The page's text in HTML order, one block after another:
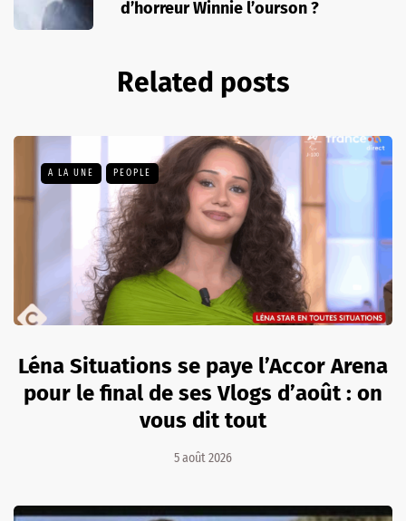
d’horreur Winnie l’ourson ?
Related posts
A LA UNE PEOPLE
Léna Situations se paye l’Accor Arena
pour le final de ses Vlogs d’août : on
vous dit tout
5 août 2026